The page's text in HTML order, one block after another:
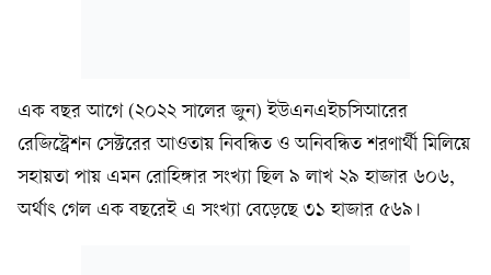
এক বছর আগে (২০২২ সালের জুন) ইউএনএইচসিআরের
রেজিস্ট্রেশন সেক্টরের আওতায় নিবন্ধিত ও অনিবন্ধিত শরণার্থী মিলিয়ে
সহায়তা পায় এমন রোহিঙ্গার সংখ্যা ছিল ৯ লাখ ২৯ হাজার ৬০৬,
অর্থাৎ গেল এক বছরেই এ সংখ্যা বেড়েছে ৩১ হাজার ৫৬৯।